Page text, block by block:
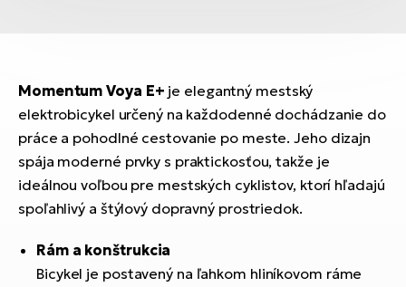
Momentum Voya E+ je elegantný mestský
elektrobicykel určený na každodenné dochádzanie do
práce a pohodlné cestovanie po meste. Jeho dizajn
spája moderné prvky s praktickosťou, takže je
ideálnou voľbou pre mestských cyklistov, ktorí hľadajú
spoľahlivý a štýlový dopravný prostriedok.
Rám a konštrukcia
Bicykel je postavený na ľahkom hliníkovom ráme